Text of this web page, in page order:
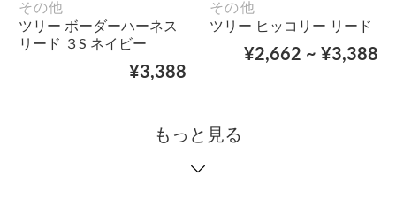
その他
ツリー ボーダーハーネス
リード ３S ネイビー
¥3,388
その他
ツリー ヒッコリー リード
¥2,662 ~ ¥3,388
もっと見る